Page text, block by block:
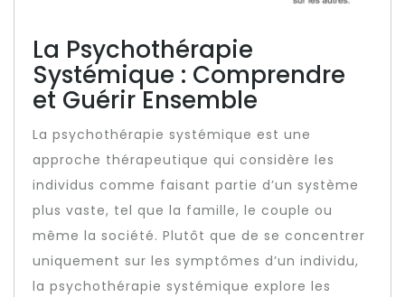
La Psychothérapie
Systémique : Comprendre
et Guérir Ensemble
La psychothérapie systémique est une
approche thérapeutique qui considère les
individus comme faisant partie d’un système
plus vaste, tel que la famille, le couple ou
même la société. Plutôt que de se concentrer
uniquement sur les symptômes d’un individu,
la psychothérapie systémique explore les